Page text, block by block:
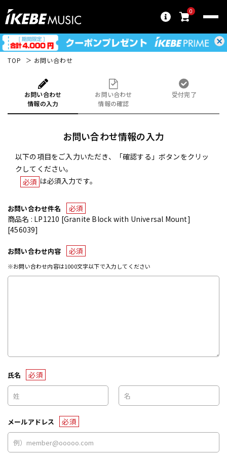
0
TOP お問い合わせ
お問い合わせ
情報の入力
お問い合わせ
情報の確認
受付完了
お問い合わせ情報の入力
以下の項目をご入力いただき、「確認する」ボタンをクリッ
クしてください。
必須 は必須入力です。
お問い合わせ件名
必須
商品名 : LP1210 [Granite Block with Universal Mount]
[456039]
お問い合わせ内容 必須
※お問い合わせ内容は1000文字以下で入力してください
氏名 必須
メールアドレス 必須